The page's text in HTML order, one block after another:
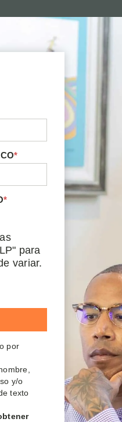
*
*
para
variar.
por
y/o
texto